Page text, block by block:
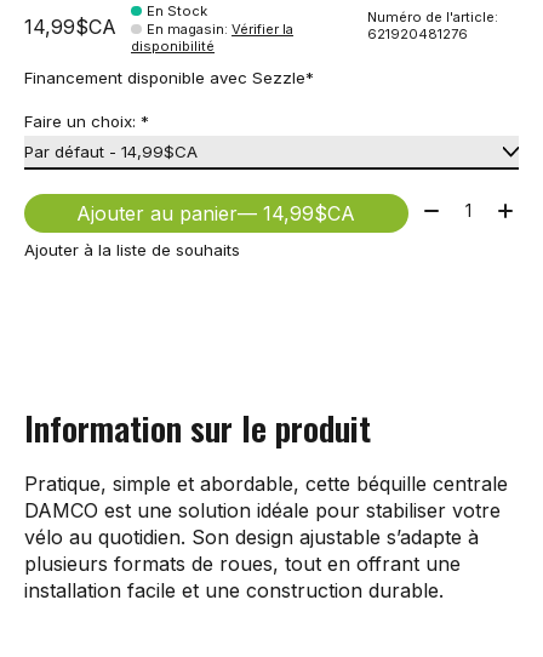
14,99$CA
En Stock
En magasin:Vérifier la
disponibilité
Numéro de l'article:
621920481276
Financement disponible avec Sezzle*
Faire un choix: *
Ajouter au panier — 14,99$CA Quantité:
Ajouter à la liste de souhaits
Information sur le produit
Pratique, simple et abordable, cette béquille centrale
DAMCO est une solution idéale pour stabiliser votre
vélo au quotidien. Son design ajustable s’adapte à
plusieurs formats de roues, tout en offrant une
installation facile et une construction durable.